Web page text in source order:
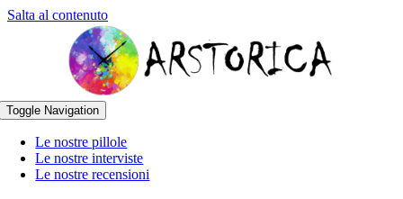
Salta al contenuto
Toggle Navigation
Le nostre pillole
Le nostre interviste
Le nostre recensioni